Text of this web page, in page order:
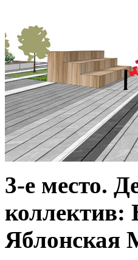
3-е место.
коллектив:
Яблонская